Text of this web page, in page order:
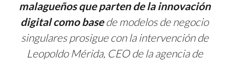
malagueños que parten de la innovación
digital como basede modelos de negocio
singulares prosigue con la intervención de
Leopoldo Mérida, CEO de la agencia de